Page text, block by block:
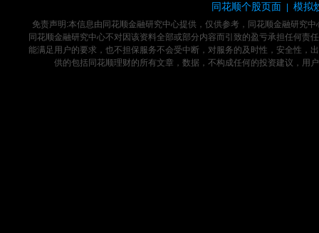
同花顺个股页面 模拟
免责声明:本信息由同花顺金融研究中心提供，仅供参考，同花顺金融研究
同花顺金融研究中心不对因该资料全部或部分内容而引致的盈亏承担任何
能满足用户的要求，也不担保服务不会受中断，对服务的及时性，安全性，
供的包括同花顺理财的所有文章，数据，不构成任何的投资建议，用